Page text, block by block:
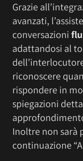
Grazie
avanzati,
conversazioni
adattandosi al
riconoscere
rispondere in
spiegazioni
Inoltre non sarà
continuazione